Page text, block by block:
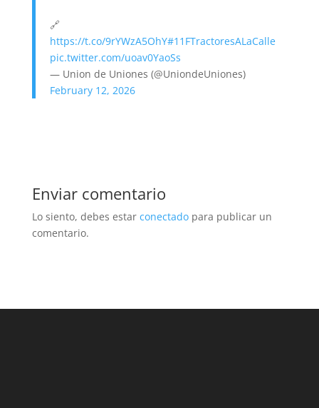
🔗
https://t.co/9rYWzA5OhY#11FTractoresALaCalle
pic.twitter.com/uoav0YaoSs
— Union de Uniones (@UniondeUniones)
February 12, 2026
Enviar comentario
Lo siento, debes estar conectadopara publicar un
comentario.